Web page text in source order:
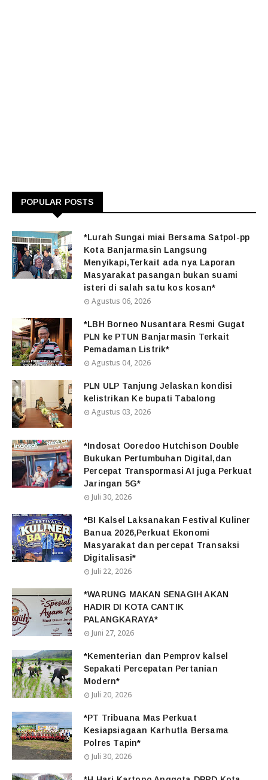
POPULAR POSTS
*Lurah Sungai miai Bersama Satpol-pp
Kota Banjarmasin Langsung
Menyikapi,Terkait ada nya Laporan
Masyarakat pasangan bukan suami
isteri di salah satu kos kosan*
Agustus 06, 2026
*LBH Borneo Nusantara Resmi Gugat
PLN ke PTUN Banjarmasin Terkait
Pemadaman Listrik*
Agustus 04, 2026
PLN ULP Tanjung Jelaskan kondisi
kelistrikan Ke bupati Tabalong
Agustus 03, 2026
*Indosat Ooredoo Hutchison Double
Bukukan Pertumbuhan Digital,dan
Percepat Transpormasi AI juga Perkuat
Jaringan 5G*
Juli 30, 2026
*BI Kalsel Laksanakan Festival Kuliner
Banua 2026,Perkuat Ekonomi
Masyarakat dan percepat Transaksi
Digitalisasi*
Juli 22, 2026
*WARUNG MAKAN SENAGIH AKAN
HADIR DI KOTA CANTIK
PALANGKARAYA*
Juni 27, 2026
*Kementerian dan Pemprov kalsel
Sepakati Percepatan Pertanian
Modern*
Juli 20, 2026
*PT Tribuana Mas Perkuat
Kesiapsiagaan Karhutla Bersama
Polres Tapin*
Juli 30, 2026